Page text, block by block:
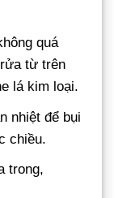
quá
từ trên
lá kim loại.
nhiệt để bụi
chiều.
trong,